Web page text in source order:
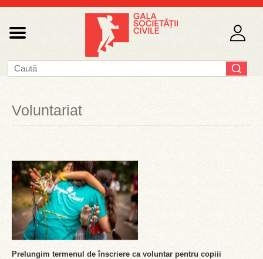
Voluntariat
Prelungim termenul de înscriere ca voluntar pentru copiii